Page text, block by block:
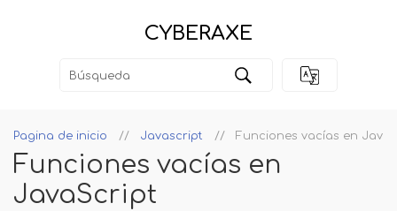
CYBERAXE
Pagina de inicio Javascript Funciones vacías en
Funciones vacías en
JavaScript